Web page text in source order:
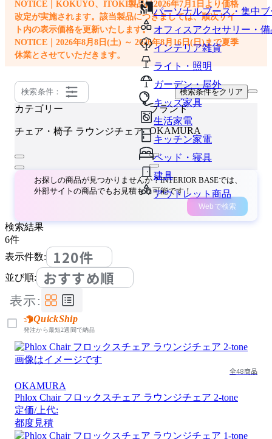
パーソナルブース・集中
オフィスアクセサリー・備
インテリア雑貨
ライト・照明
ガーデン・屋外
キッズ家具
生活家電
キッチン家電
ベッド・寝具
建具
アウトレット商品
NOTICE｜KOKUYO、ITOKI製品は2026年7月1日より価格
改定が実施されます。該当製品につきましては、順次サイ
ト内の表示価格を更新いたします。
NOTICE｜2026年8月8日(土) ～ 2026年8月16日(日)まで夏季
休業とさせていただきます。
検索条件： 検索条件をクリア
カテゴリー
チェア・椅子 ラウンジチェア
ブランド
OKAMURA
お探しの商品が見つかりませんか？INTERIOR BASEでは、
外部サイトの商品でもお見積もり可能です！
Webで検索
検索結果
6件
表示件数:
120件
並び順: おすすめ順
表示:
QuickShip
発注から最短2週間で納品
画像はイメージです
全48商品
OKAMURA
Phlox Chair フロックスチェア ラウンジチェア 2-tone
定価/上代:
都度見積